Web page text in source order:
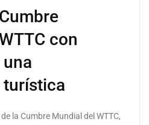
con
la Cumbre Mundial del WTTC,